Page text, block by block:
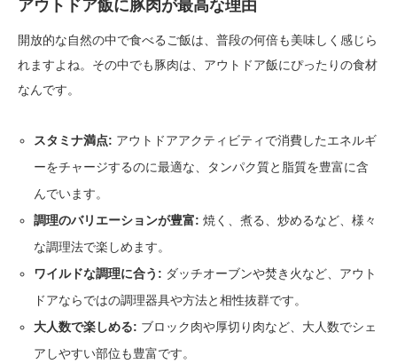
アウトドア飯に豚肉が最高な理由
開放的な自然の中で食べるご飯は、普段の何倍も美味しく感じら
れますよね。その中でも豚肉は、アウトドア飯にぴったりの食材
なんです。
スタミナ満点: アウトドアアクティビティで消費したエネルギ
ーをチャージするのに最適な、タンパク質と脂質を豊富に含
んでいます。
調理のバリエーションが豊富: 焼く、煮る、炒めるなど、様々
な調理法で楽しめます。
ワイルドな調理に合う: ダッチオーブンや焚き火など、アウト
ドアならではの調理器具や方法と相性抜群です。
大人数で楽しめる: ブロック肉や厚切り肉など、大人数でシェ
アしやすい部位も豊富です。